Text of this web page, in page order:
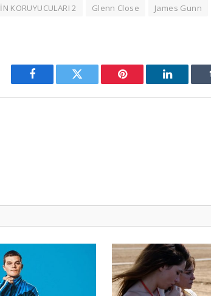
KORUYUCULARI 2 Glenn Close James Gunn
Facebook Twitter Pinterest LinkedIn